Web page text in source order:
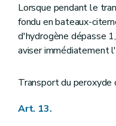
Lorsque pendant le
fondu en bateaux-
d'hydrogène dépasse
aviser immédiatement
Transport du
Art. 13.